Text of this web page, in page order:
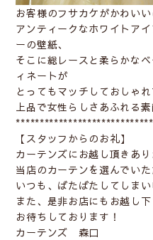
お客様のフサカケがかわい
アンティークなホワイトア
ーの壁紙、
そこに総レースと柔らかな
ィネートが
とってもマッチしておしゃれ
上品で女性らしさあふれる素
【スタッフからのお礼】
カーテンズにお越し頂きあ
当店のカーテンを選んでい
いつも、ばたばたしてしま
また、是非お店にもお越し下
お待ちしております！
カーテンズ 森口